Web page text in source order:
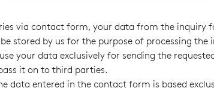
via contact form, your data from the inquiry
stored by us for the purpose of processing
your data exclusively for sending the
it on to third parties.
data entered in the contact form is based